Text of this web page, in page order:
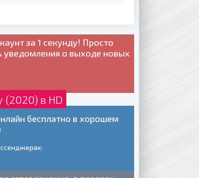
за 1 секунду! Просто
уведомления о выходе новых
(2020) в HD
бесплатно в хорошем